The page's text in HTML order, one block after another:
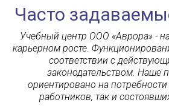
Часто
Учебный центр ООО «Аврора» -
карьерном росте.
соответствии с
законодательством. Наше
ориентировано на
работников, так и